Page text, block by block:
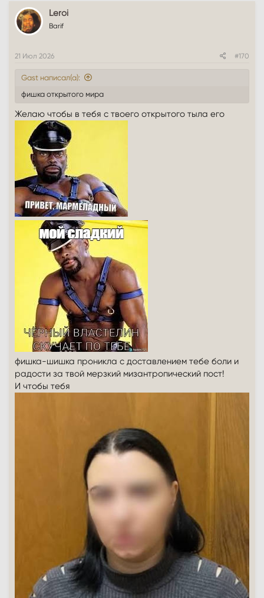
Leroi
Barif
21 Июл 2026 #170
Gast написал(а):
фишка открытого мира
Желаю чтобы в тебя с твоего открытого тыла его
фишка-шишка проникла с доставлением тебе боли и
радости за твой мерзкий мизантропический пост!
И чтобы тебя